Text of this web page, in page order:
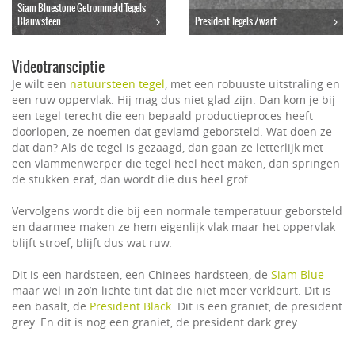
Siam Bluestone Getrommeld Tegels
Blauwsteen
President Tegels Zwart
Videotransciptie
Je wilt een natuursteen tegel, met een robuuste uitstraling en
een ruw oppervlak. Hij mag dus niet glad zijn. Dan kom je bij
een tegel terecht die een bepaald productieproces heeft
doorlopen, ze noemen dat gevlamd geborsteld. Wat doen ze
dat dan? Als de tegel is gezaagd, dan gaan ze letterlijk met
een vlammenwerper die tegel heel heet maken, dan springen
de stukken eraf, dan wordt die dus heel grof.
Vervolgens wordt die bij een normale temperatuur geborsteld
en daarmee maken ze hem eigenlijk vlak maar het oppervlak
blijft stroef, blijft dus wat ruw.
Dit is een hardsteen, een Chinees hardsteen, de Siam Blue
maar wel in zo’n lichte tint dat die niet meer verkleurt. Dit is
een basalt, de President Black. Dit is een graniet, de president
grey. En dit is nog een graniet, de president dark grey.